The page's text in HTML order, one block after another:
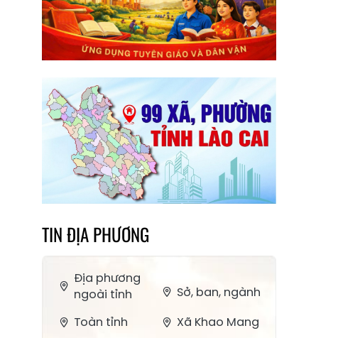
TIN ĐỊA PHƯƠNG
Địa phương
ngoài tỉnh
Sở, ban, ngành
Toàn tỉnh
Xã Khao Mang